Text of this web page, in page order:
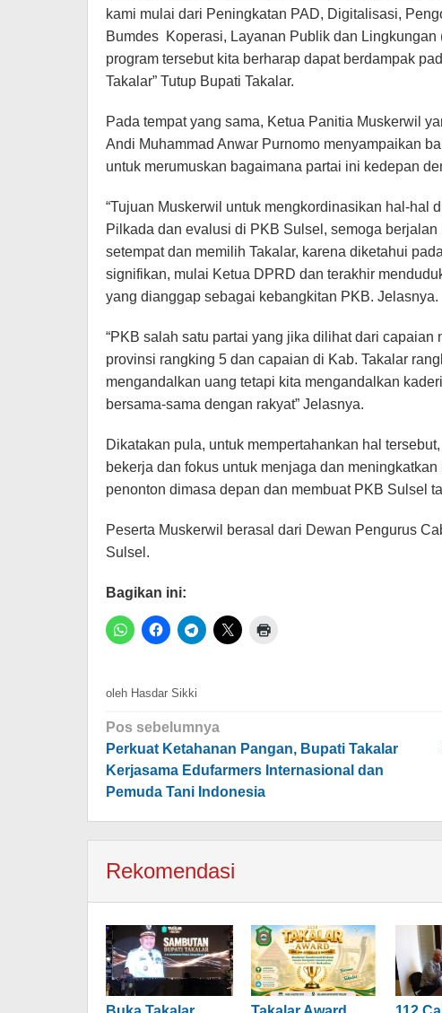
kami mulai dari Peningkatan PAD, Digitalisasi,
Bumdes Koperasi, Layanan Publik dan
program tersebut kita berharap dapat berdampak
Takalar” Tutup Bupati Takalar.
Pada tempat yang sama, Ketua Panitia Muskerwil
Andi Muhammad Anwar Purnomo menyampaikan
untuk merumuskan bagaimana partai ini kedepan
“Tujuan Muskerwil untuk mengkordinasikan hal-hal
Pilkada dan evalusi di PKB Sulsel, semoga
setempat dan memilih Takalar, karena diketahui
signifikan, mulai Ketua DPRD dan terakhir
yang dianggap sebagai kebangkitan PKB. Jelasnya.
“PKB salah satu partai yang jika dilihat dari
provinsi rangking 5 dan capaian di Kab. Takalar
mengandalkan uang tetapi kita mengandalkan
bersama-sama dengan rakyat” Jelasnya.
Dikatakan pula, untuk mempertahankan hal
bekerja dan fokus untuk menjaga dan
penonton dimasa depan dan membuat PKB Sulsel
Peserta Muskerwil berasal dari Dewan Pengurus
Sulsel.
Bagikan ini:
oleh Hasdar Sikki
Navigasi
pos
Pos sebelumnya
Perkuat Ketahanan Pangan, Bupati Takalar
Kerjasama Edufarmers Internasional dan
Pemuda Tani Indonesia
Rekomendasi